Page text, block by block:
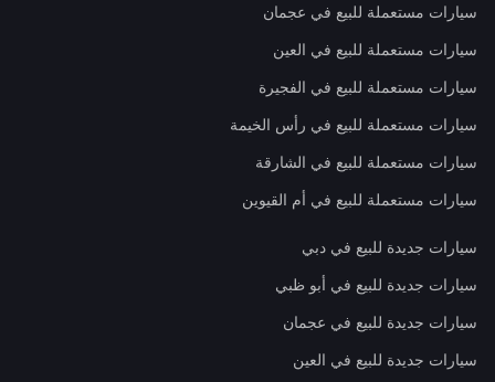
سيارات مستعملة للبيع في عجمان
سيارات مستعملة للبيع في العين
سيارات مستعملة للبيع في الفجيرة
سيارات مستعملة للبيع في رأس الخيمة
سيارات مستعملة للبيع في الشارقة
سيارات مستعملة للبيع في أم القيوين
سيارات جديدة للبيع في دبي
سيارات جديدة للبيع في أبو ظبي
سيارات جديدة للبيع في عجمان
سيارات جديدة للبيع في العين